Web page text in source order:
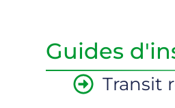
Guides
Transit